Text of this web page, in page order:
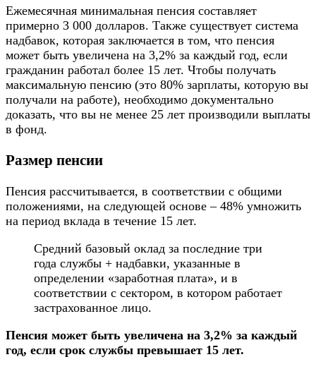
Ежемесячная минимальная пенсия составляет
примерно 3 000 долларов. Также существует система
надбавок, которая заключается в том, что пенсия
может быть увеличена на 3,2% за каждый год, если
гражданин работал более 15 лет. Чтобы получать
максимальную пенсию (это 80% зарплаты, которую вы
получали на работе), необходимо документально
доказать, что вы не менее 25 лет производили выплаты
в фонд.
Размер пенсии
Пенсия рассчитывается, в соответствии с общими
положениями, на следующей основе – 48% умножить
на период вклада в течение 15 лет.
Средний базовый оклад за последние три
года службы + надбавки, указанные в
определении «заработная плата», и в
соответствии с сектором, в котором работает
застрахованное лицо.
Пенсия может быть увеличена на 3,2% за каждый
год, если срок службы превышает 15 лет.